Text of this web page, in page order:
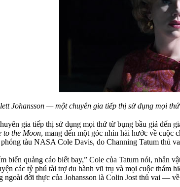
Johansson — một chuyên gia tiếp thị sử dụng mọi
gia tiếp thị sử dụng mọi thứ từ bụng bầu giả
to the Moon, mang đến một góc nhìn hài hước về cuộc
tàu NASA Cole Davis, do Channing Tatum thủ
biển quảng cáo biết bay,” Cole của Tatum nói,
các tỷ phú tài trợ du hành vũ trụ và mọi cuộc
ngoài đời thực của Johansson là Colin Jost thủ vai —